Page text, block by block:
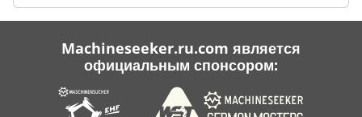
Machineseeker.ru.com является
официальным спонсором: